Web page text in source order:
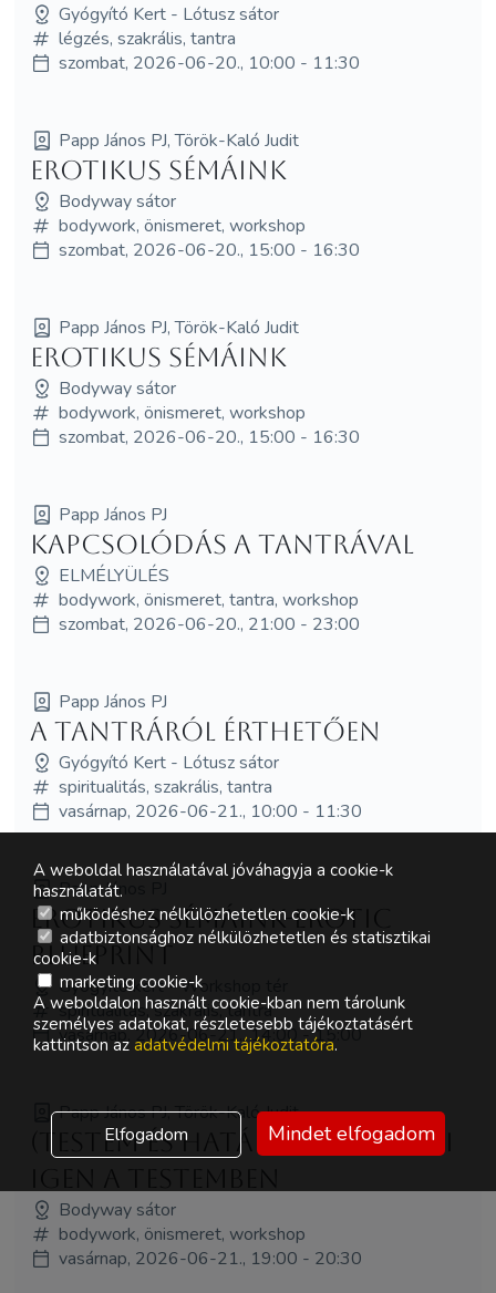
Gyógyító Kert - Lótusz sátor
légzés, szakrális, tantra
szombat, 2026-06-20., 10:00 - 11:30
Papp János PJ, Török-Kaló Judit
Erotikus sémáink
Bodyway sátor
bodywork, önismeret, workshop
szombat, 2026-06-20., 15:00 - 16:30
Papp János PJ, Török-Kaló Judit
Erotikus sémáink
Bodyway sátor
bodywork, önismeret, workshop
szombat, 2026-06-20., 15:00 - 16:30
Papp János PJ
Kapcsolódás a Tantrával
ELMÉLYÜLÉS
bodywork, önismeret, tantra, workshop
szombat, 2026-06-20., 21:00 - 23:00
Papp János PJ
A Tantráról érthetően
Gyógyító Kert - Lótusz sátor
spiritualitás, szakrális, tantra
vasárnap, 2026-06-21., 10:00 - 11:30
Papp János PJ
Erotikus sémáink-Erotic
Blueprint
Gyógyító kert - Workshop tér
spiritualitás, szakrális, tantra
vasárnap, 2026-06-21., 14:00 - 15:00
Papp János PJ, Török-Kaló Judit
(Testem és határaim) - Valódi
Bodyway sátor
bodywork, önismeret, workshop
vasárnap, 2026-06-21., 19:00 - 20:30
A weboldal használatával jóváhagyja a cookie-k
használatát.
működéshez nélkülözhetetlen cookie-k
adatbiztonsághoz nélkülözhetetlen és statisztikai
cookie-k
marketing cookie-k
A weboldalon használt cookie-kban nem tárolunk
személyes adatokat, részletesebb tájékoztatásért
kattintson az adatvédelmi tájékoztatóra.
Elfogadom Mindet elfogadom